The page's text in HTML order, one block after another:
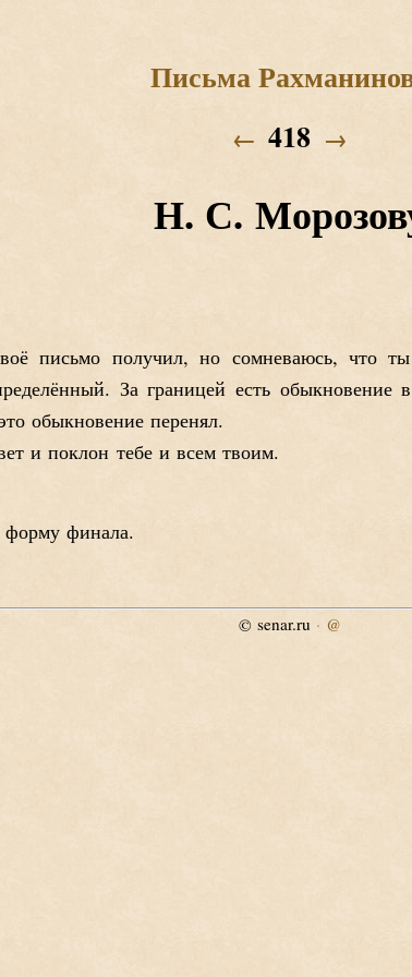
Письма
← 418 →
Н. С.
письмо получил, но сомневаюсь, что
За границей есть
обыкновение перенял.
и поклон тебе и всем твоим.
финала.
©senar.ru · @